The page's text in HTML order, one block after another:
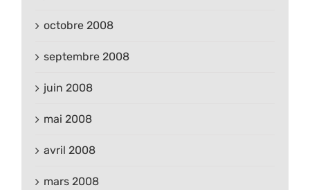
octobre 2008
septembre 2008
juin 2008
mai 2008
avril 2008
mars 2008